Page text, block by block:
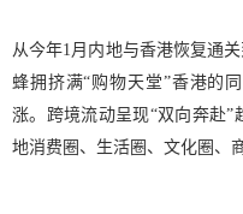
从今年1月内地与香港恢复通
蜂拥挤满“购物天堂”香港的
涨。跨境流动呈现“双向奔赴
地消费圈、生活圈、文化圈、